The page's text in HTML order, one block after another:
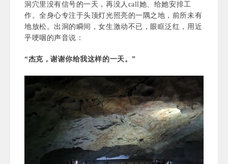
洞穴里没有信号的一天，再没人call她、给她安排工
作。全身心专注于头顶灯光照亮的一隅之地，前所未有
地放松。出洞的瞬间，女生激动不已，眼眶泛红，用近
乎哽咽的声音说：
“杰克，谢谢你给我这样的一天。”